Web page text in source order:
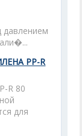
давлением
PP-R
R 80
для